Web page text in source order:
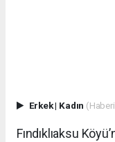
Erkek| Kadın
Fındıklıaksu